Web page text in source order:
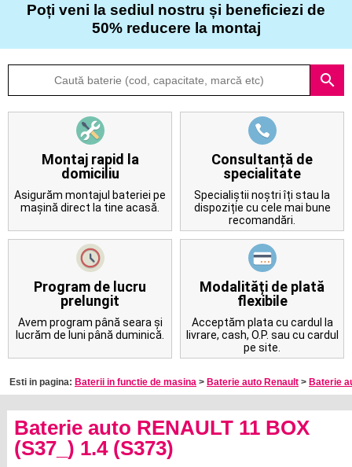
Articole
Despre
Contact
Poți veni la sediul nostru și beneficiezi de
50% reducere la montaj
search
Montaj rapid la
domiciliu
Asigurăm montajul bateriei pe
mașină direct la tine acasă.
Consultanță de
specialitate
Specialiștii noștri îți stau la
dispoziție cu cele mai bune
recomandări.
Program de lucru
prelungit
Avem program până seara și
lucrăm de luni până duminică.
Modalități de plată
flexibile
Acceptăm plata cu cardul la
livrare, cash, O.P. sau cu cardul
pe site.
Esti in pagina: Baterii in functie de masina > Baterie auto Renault > Baterie
Baterie auto RENAULT 11 BOX
(S37_) 1.4 (S373)